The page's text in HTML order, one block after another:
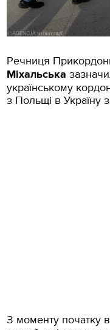
Речниця
Міхальська
українському
з Польщі в Україну
З моменту початку